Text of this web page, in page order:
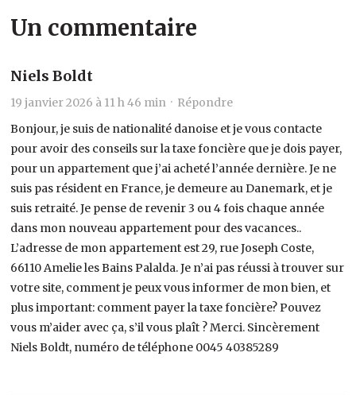
Un commentaire
Niels Boldt
19 janvier 2026 à 11 h 46 min · Répondre
Bonjour, je suis de nationalité danoise et je vous contacte
pour avoir des conseils sur la taxe foncière que je dois payer,
pour un appartement que j’ai acheté l’année dernière. Je ne
suis pas résident en France, je demeure au Danemark, et je
suis retraité. Je pense de revenir 3 ou 4 fois chaque année
dans mon nouveau appartement pour des vacances..
L’adresse de mon appartement est 29, rue Joseph Coste,
66110 Amelie les Bains Palalda. Je n’ai pas réussi à trouver sur
votre site, comment je peux vous informer de mon bien, et
plus important: comment payer la taxe foncière? Pouvez
vous m’aider avec ça, s’il vous plaît ? Merci. Sincèrement
Niels Boldt, numéro de téléphone 0045 40385289